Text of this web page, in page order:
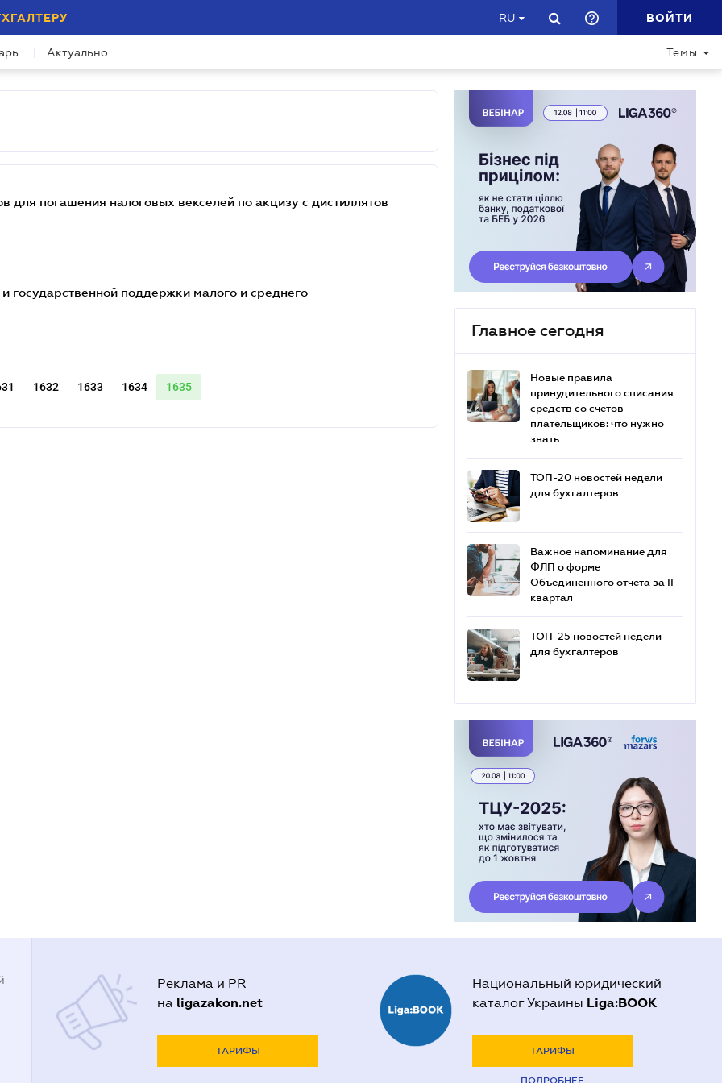
RU ВОЙТИ
Актуально Темы
погашения налоговых векселей по акцизу с дистиллятов
государственной поддержки малого и среднего
1632 1633 1634 1635
Главное сегодня
Новые правила
принудительного списания
средств со счетов
плательщиков: что нужно
знать
ТОП-20 новостей недели
для бухгалтеров
Важное напоминание для
ФЛП о форме
Объединенного отчета за II
квартал
ТОП-25 новостей недели
для бухгалтеров
Реклама и PR
на ligazakon.net
ТАРИФЫ
Национальный юридический
каталог Украины Liga:BOOK
ТАРИФЫ
ПОДРОБНЕЕ